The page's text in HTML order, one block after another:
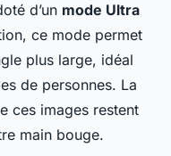
d’un mode Ultra
ce mode permet
plus large, idéal
de personnes. La
ces images restent
main bouge.